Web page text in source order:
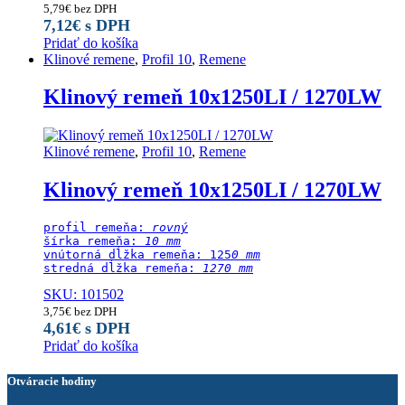
5,79€ bez DPH
7,12€ s DPH
Pridať do košíka
Klinové remene, Profil 10, Remene
Klinový remeň 10x1250LI / 1270LW
Klinové remene, Profil 10, Remene
Klinový remeň 10x1250LI / 1270LW
profil remeňa: rovný
šírka remeňa: 10 mm
vnútorná dĺžka remeňa: 1250 mm
stredná dĺžka remeňa:
1270 mm
SKU: 101502
3,75€ bez DPH
4,61€ s DPH
Pridať do košíka
Otváracie hodiny